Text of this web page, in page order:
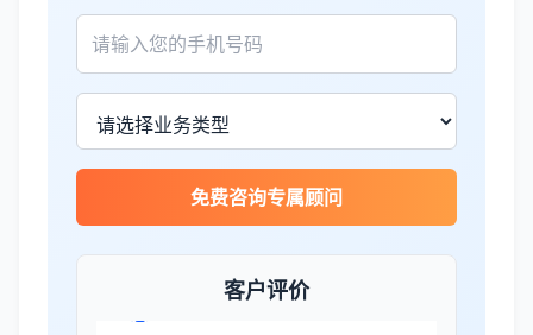
免费咨询专属顾问
客户评价
James Wilson
金兔国际帮我们完成了泰国建厂的所有法
律手续，非常专业。
★★★★☆
泰国公司注册比预想的复杂，多亏有专业